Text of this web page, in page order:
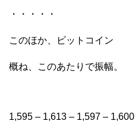
・・・・・
このほか、ビットコイン
概ね、このあたりで振幅。
1,595 – 1,613 – 1,597 – 1,600